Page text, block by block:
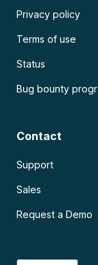
Privacy policy
Terms of use
Status
Bug bounty
Contact
Support
Sales
Request a Demo